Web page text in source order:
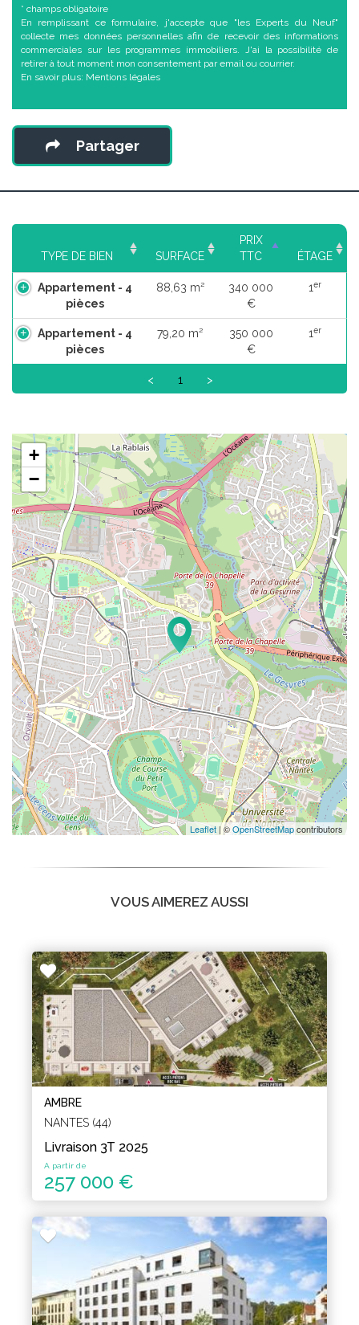
* champs obligatoire
En remplissant ce formulaire, j'accepte que "les Experts du Neuf"
collecte mes données personnelles afin de recevoir des informations
commerciales sur les programmes immobiliers. J'ai la possibilité de
retirer à tout moment mon consentement par email ou courrier.
En savoir plus: Mentions légales
Partager
TYPE DE BIEN SURFACE
PRIX
TTC
ÉTAGE
Appartement - 4
pièces
88,63 m²
340 000
€
1er
Appartement - 4
pièces
79,20 m²
350 000
€
1er
< 1 >
+
−
Leaflet | ©OpenStreetMapcontributors
VOUS AIMEREZ AUSSI
AMBRE
NANTES (44)
Livraison 3T 2025
A partir de
257 000 €